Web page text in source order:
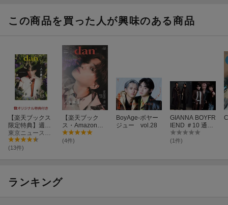
この商品を買った人が興味のある商品
【楽天ブックス
限定特典】週刊
TVガイド関西版
2025年11月29
日号 増刊 [雑誌]
ンダムで1枚付
き販売)
(13件)
【楽天ブック
ス・Amazon限
定版】週刊TVガ
イド関西版 202
(4件)
BoyAge-ボヤー
ジュー vol.28
GIANNA BOYFR
IEND ＃10 通常
版（表紙：竹内
涼真&町田啓
(1件)
ランキング